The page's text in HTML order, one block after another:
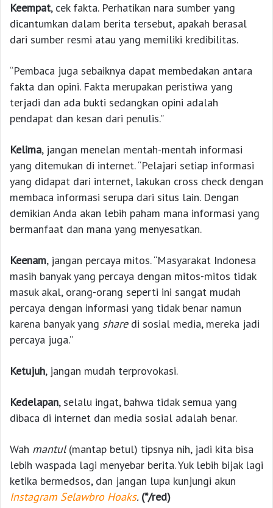
Keempat, cek fakta. Perhatikan nara sumber yang
dicantumkan dalam berita tersebut, apakah berasal
dari sumber resmi atau yang memiliki kredibilitas.
“Pembaca juga sebaiknya dapat membedakan antara
fakta dan opini. Fakta merupakan peristiwa yang
terjadi dan ada bukti sedangkan opini adalah
pendapat dan kesan dari penulis.”
Kelima, jangan menelan mentah-mentah informasi
yang ditemukan di internet. “Pelajari setiap informasi
yang didapat dari internet, lakukan cross check dengan
membaca informasi serupa dari situs lain. Dengan
demikian Anda akan lebih paham mana informasi yang
bermanfaat dan mana yang menyesatkan.
Keenam, jangan percaya mitos. “Masyarakat Indonesa
masih banyak yang percaya dengan mitos-mitos tidak
masuk akal, orang-orang seperti ini sangat mudah
percaya dengan informasi yang tidak benar namun
karena banyak yang share di sosial media, mereka jadi
percaya juga.”
Ketujuh, jangan mudah terprovokasi.
Kedelapan, selalu ingat, bahwa tidak semua yang
dibaca di internet dan media sosial adalah benar.
Wah mantul(mantap betul) tipsnya nih, jadi kita bisa
lebih waspada lagi menyebar berita. Yuk lebih bijak lagi
ketika bermedsos, dan jangan lupa kunjungi akun
Instagram Selawbro Hoaks. (*/red)